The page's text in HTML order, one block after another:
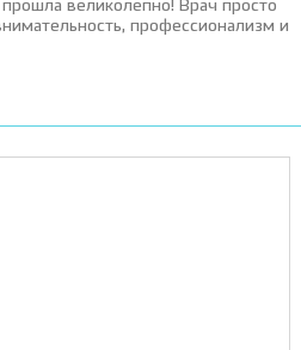
великолепно! Врач просто
профессионализм и